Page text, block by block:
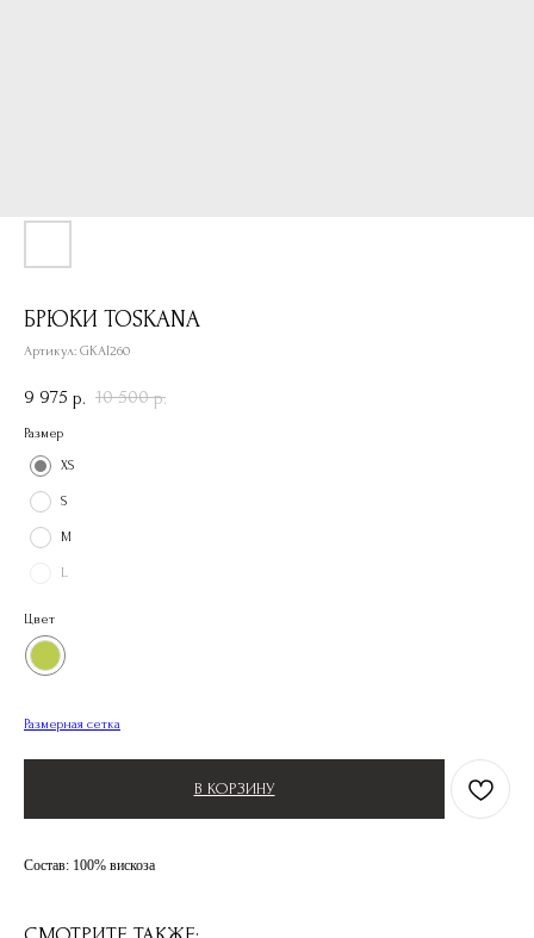
БРЮКИ TOSKANA
Артикул: GKAI260
9 975 р. 10 500 р.
Размер
XS
S
M
L
Цвет
Размерная сетка
В КОРЗИНУ
Состав: 100% вискоза